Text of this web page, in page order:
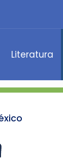
Literatura